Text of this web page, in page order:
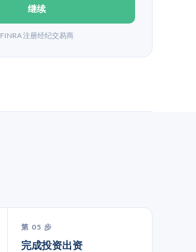
继续
FINRA 注册经纪交易商
第 05 步
完成投资出资